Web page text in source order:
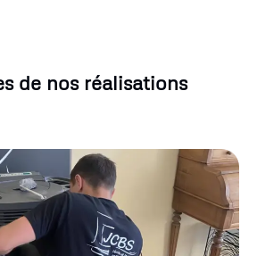
de nos réalisations